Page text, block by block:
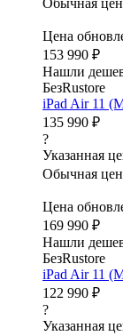
Обычная
Цена
153 990 ₽
Нашли
БезRustore
iPad Air 11
135 990 ₽
?
Указанная
Обычная
Цена
169 990 ₽
Нашли
БезRustore
iPad Air 11
122 990 ₽
?
Указанная